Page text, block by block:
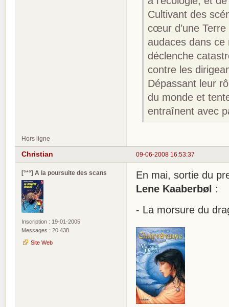
Cultivant des
cœur d’une
audaces dans
déclenche
contre les
Dépassant leur
du monde et
entraînent avec
Hors ligne
09-06-2008 16:53:37
Christian
[°*°] A la poursuite des scans
Inscription : 19-01-2005
Messages : 20 438
Site Web
En mai, sortie du
Lene Kaaberbøl :
- La morsure du